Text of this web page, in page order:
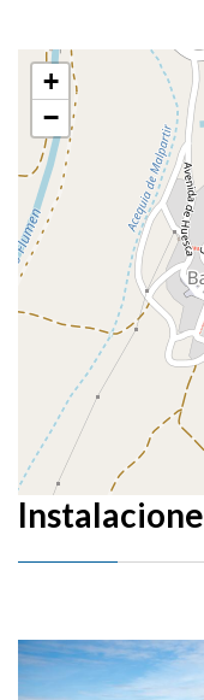
+
−